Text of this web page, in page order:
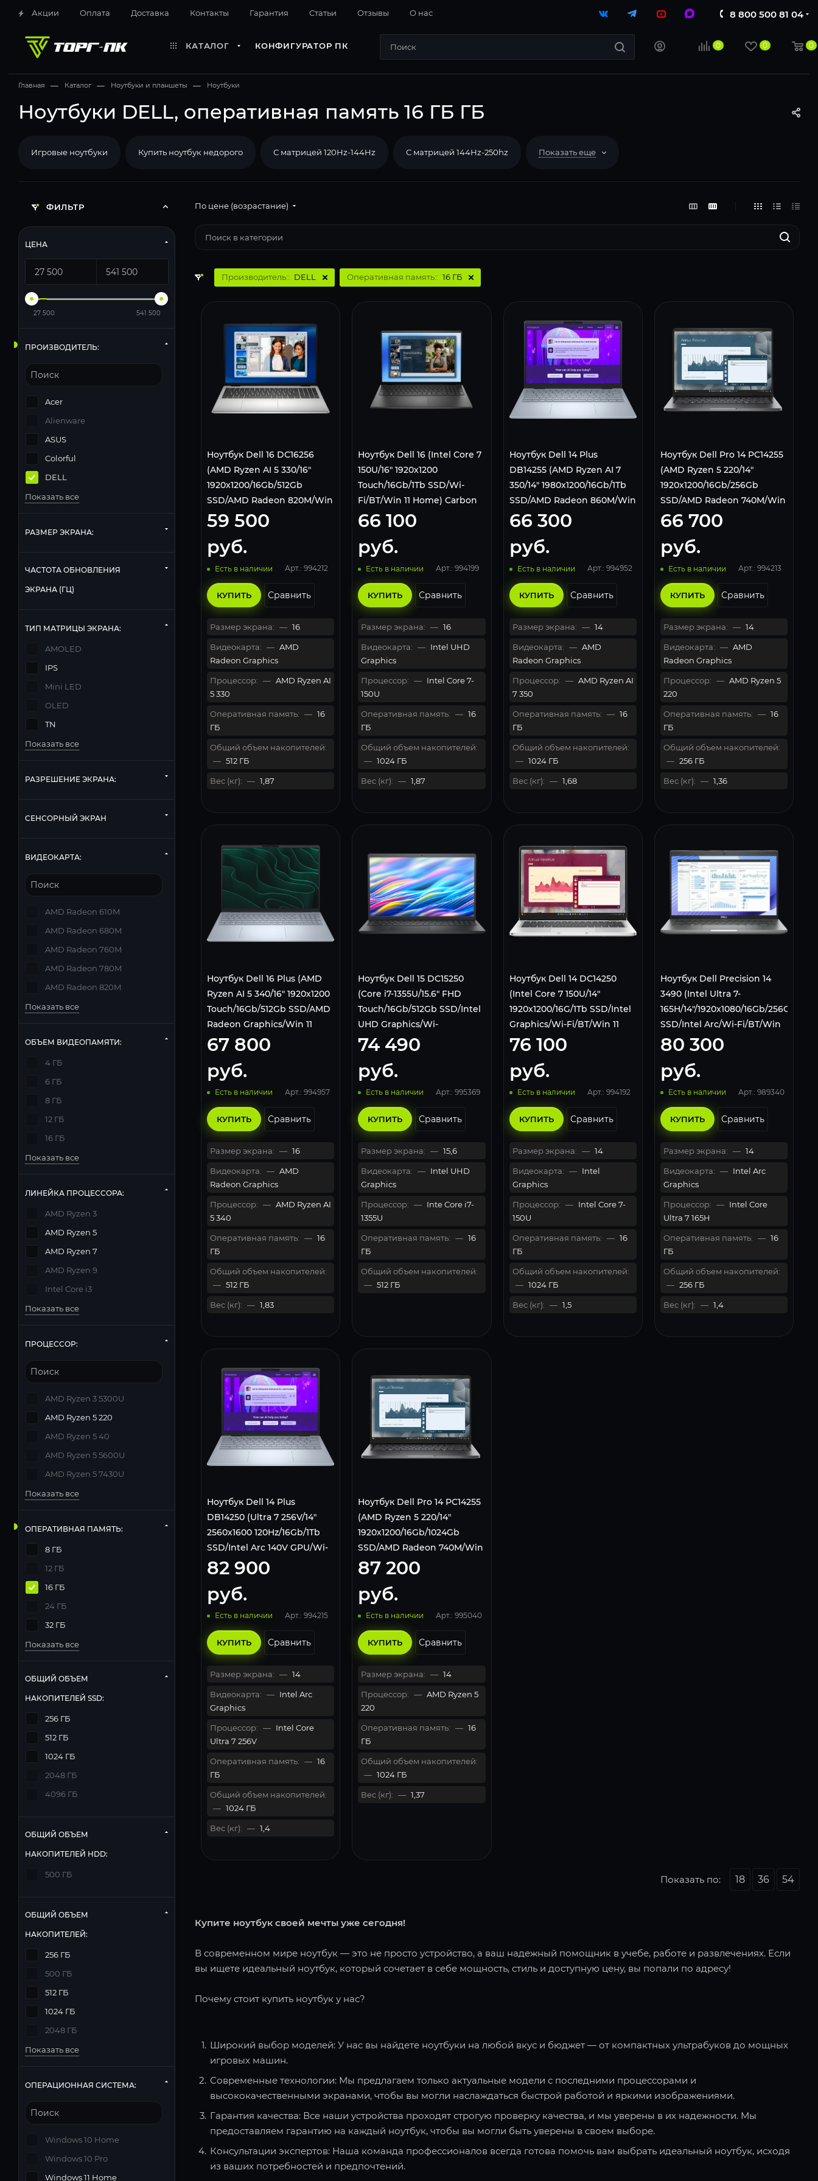
Акции Оплата Доставка Контакты Гарантия Cтатьи Отзывы О нас 8 800 500 81 04
КАТАЛОГ КОНФИГУРАТОР ПК 0 0 0
Главная — Каталог — Ноутбуки и планшеты — Ноутбуки
Ноутбуки DELL, оперативная память 16 ГБ ГБ
Игровые ноутбуки Купить ноутбук недорого С матрицей 120Hz-144Hz С матрицей 144Hz-250hz Показать еще
По цене (возрастание)
Производитель:: DELL Оперативная память:: 16 ГБ
Ноутбук Dell 16 DС16256
(AMD Ryzen AI 5 330/16"
1920x1200/16Gb/512Gb
SSD/AMD Radeon 820M/Win
11 Home) Silver
59 500
руб.
Есть в наличии Арт.: 994212
КУПИТЬ Сравнить
Размер экрана: — 16
Видеокарта: — AMD
Radeon Graphics
Процессор: — AMD Ryzen AI
5 330
Оперативная память: — 16
ГБ
Общий объем накопителей:
— 512 ГБ
Вес (кг): — 1,87
Ноутбук Dell 16 (Intel Core 7
150U/16" 1920x1200
Touch/16Gb/1Tb SSD/Wi-
Fi/BT/Win 11 Home) Carbon
Black
66 100
руб.
Есть в наличии Арт.: 994199
КУПИТЬ Сравнить
Размер экрана: — 16
Видеокарта: — Intel UHD
Graphics
Процессор: — Intel Core 7-
150U
Оперативная память: — 16
ГБ
Общий объем накопителей:
— 1024 ГБ
Вес (кг): — 1,87
Ноутбук Dell 14 Plus
DB14255 (AMD Ryzen AI 7
350/14" 1980x1200/16Gb/1Tb
SSD/AMD Radeon 860M/Win
11 Home) Ice Blue
66 300
руб.
Есть в наличии Арт.: 994952
КУПИТЬ Сравнить
Размер экрана: — 14
Видеокарта: — AMD
Radeon Graphics
Процессор: — AMD Ryzen AI
7 350
Оперативная память: — 16
ГБ
Общий объем накопителей:
— 1024 ГБ
Вес (кг): — 1,68
Ноутбук Dell Pro 14 PC14255
(AMD Ryzen 5 220/14"
1920x1200/16Gb/256Gb
SSD/AMD Radeon 740M/Win
11 Pro) Black
66 700
руб.
Есть в наличии Арт.: 994213
КУПИТЬ Сравнить
Размер экрана: — 14
Видеокарта: — AMD
Radeon Graphics
Процессор: — AMD Ryzen 5
220
Оперативная память: — 16
ГБ
Общий объем накопителей:
— 256 ГБ
Вес (кг): — 1,36
Ноутбук Dell 16 Plus (AMD
Ryzen AI 5 340/16" 1920x1200
Touch/16Gb/512Gb SSD/AMD
Radeon Graphics/Win 11
Home) Ice Blue
67 800
руб.
Есть в наличии Арт.: 994957
КУПИТЬ Сравнить
Размер экрана: — 16
Видеокарта: — AMD
Radeon Graphics
Процессор: — AMD Ryzen AI
5 340
Оперативная память: — 16
ГБ
Общий объем накопителей:
— 512 ГБ
Вес (кг): — 1,83
Ноутбук Dell 15 DC15250
(Core i7-1355U/15.6" FHD
Touch/16Gb/512Gb SSD/Intel
UHD Graphics/Wi-
Fi/Bluetooth/Win 11 Home)
Black
74 490
руб.
Есть в наличии Арт.: 995369
КУПИТЬ Сравнить
Размер экрана: — 15,6
Видеокарта: — Intel UHD
Graphics
Процессор: — Inte Core i7-
1355U
Оперативная память: — 16
ГБ
Общий объем накопителей:
— 512 ГБ
Ноутбук Dell 14 DС14250
(Intel Core 7 150U/14"
1920x1200/16G/1Tb SSD/Intel
Graphics/Wi-Fi/BT/Win 11
Home) Silver
76 100
руб.
Есть в наличии Арт.: 994192
КУПИТЬ Сравнить
Размер экрана: — 14
Видеокарта: — Intel
Graphics
Процессор: — Intel Core 7-
150U
Оперативная память: — 16
ГБ
Общий объем накопителей:
— 1024 ГБ
Вес (кг): — 1,5
Ноутбук Dell Precision 14
3490 (Intel Ultra 7-
165H/14"/1920x1080/16Gb/256Gb
SSD/Intel Arc/Wi-Fi/BT/Win
11 Pro)
80 300
руб.
Есть в наличии Арт.: 989340
КУПИТЬ Сравнить
Размер экрана: — 14
Видеокарта: — Intel Arc
Graphics
Процессор: — Intel Core
Ultra 7 165H
Оперативная память: — 16
ГБ
Общий объем накопителей:
— 256 ГБ
Вес (кг): — 1,4
Ноутбук Dell 14 Plus
DB14250 (Ultra 7 256V/14"
2560x1600 120Hz/16Gb/1Tb
SSD/Intel Arc 140V GPU/Wi-
Fi 7/BT/Win 11 Home) Ice
Blue
82 900
руб.
Есть в наличии Арт.: 994215
КУПИТЬ Сравнить
Размер экрана: — 14
Видеокарта: — Intel Arc
Graphics
Процессор: — Intel Core
Ultra 7 256V
Оперативная память: — 16
ГБ
Общий объем накопителей:
— 1024 ГБ
Вес (кг): — 1,4
Ноутбук Dell Pro 14 PC14255
(AMD Ryzen 5 220/14"
1920x1200/16Gb/1024Gb
SSD/AMD Radeon 740M/Win
11 Pro) Black
87 200
руб.
Есть в наличии Арт.: 995040
КУПИТЬ Сравнить
Размер экрана: — 14
Процессор: — AMD Ryzen 5
220
Оперативная память: — 16
ГБ
Общий объем накопителей:
— 1024 ГБ
Вес (кг): — 1,37
Показать по: 18 36 54
Купите ноутбук своей мечты уже сегодня!
В современном мире ноутбук — это не просто устройство, а ваш надежный помощник в учебе, работе и развлечениях. Если
вы ищете идеальный ноутбук, который сочетает в себе мощность, стиль и доступную цену, вы попали по адресу!
Почему стоит купить ноутбук у нас?
Широкий выбор моделей: У нас вы найдете ноутбуки на любой вкус и бюджет — от компактных ультрабуков до мощных
игровых машин.
Современные технологии: Мы предлагаем только актуальные модели с последними процессорами и
высококачественными экранами, чтобы вы могли наслаждаться быстрой работой и яркими изображениями.
Гарантия качества: Все наши устройства проходят строгую проверку качества, и мы уверены в их надежности. Мы
предоставляем гарантию на каждый ноутбук, чтобы вы могли быть уверены в своем выборе.
Консультации экспертов: Наша команда профессионалов всегда готова помочь вам выбрать идеальный ноутбук, исходя
из ваших потребностей и предпочтений.
ФИЛЬТР
ЦЕНА
27 500 541 500
ПРОИЗВОДИТЕЛЬ:
Acer
Alienware
ASUS
Colorful
DELL
Показать все
РАЗМЕР ЭКРАНА:
ЧАСТОТА ОБНОВЛЕНИЯ
ЭКРАНА (ГЦ)
ТИП МАТРИЦЫ ЭКРАНА:
AMOLED
IPS
Mini LED
OLED
TN
Показать все
РАЗРЕШЕНИЕ ЭКРАНА:
СЕНСОРНЫЙ ЭКРАН
ВИДЕОКАРТА:
AMD Radeon 610M
AMD Radeon 680M
AMD Radeon 760M
AMD Radeon 780M
AMD Radeon 820M
Показать все
ОБЪЕМ ВИДЕОПАМЯТИ:
4 ГБ
6 ГБ
8 ГБ
12 ГБ
16 ГБ
Показать все
ЛИНЕЙКА ПРОЦЕССОРА:
AMD Ryzen 3
AMD Ryzen 5
AMD Ryzen 7
AMD Ryzen 9
Intel Core i3
Показать все
ПРОЦЕССОР:
AMD Ryzen 3 5300U
AMD Ryzen 5 220
AMD Ryzen 5 40
AMD Ryzen 5 5600U
AMD Ryzen 5 7430U
Показать все
ОПЕРАТИВНАЯ ПАМЯТЬ:
8 ГБ
12 ГБ
16 ГБ
24 ГБ
32 ГБ
Показать все
ОБЩИЙ ОБЪЕМ
НАКОПИТЕЛЕЙ SSD:
256 ГБ
512 ГБ
1024 ГБ
2048 ГБ
4096 ГБ
ОБЩИЙ ОБЪЕМ
НАКОПИТЕЛЕЙ HDD:
500 ГБ
ОБЩИЙ ОБЪЕМ
НАКОПИТЕЛЕЙ:
256 ГБ
500 ГБ
512 ГБ
1024 ГБ
2048 ГБ
Показать все
ОПЕРАЦИОННАЯ СИСТЕМА:
Windows 10 Home
Windows 10 Pro
Windows 11 Home